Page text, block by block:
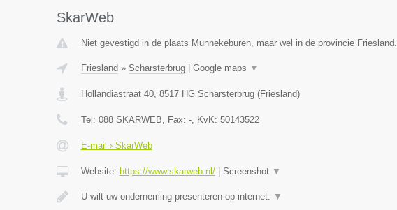
SkarWeb
Niet gevestigd in de plaats Munnekeburen, maar wel in de provincie Friesland.
Friesland » Scharsterbrug| Google maps ▼
Hollandiastraat 40, 8517 HG Scharsterbrug(Friesland)
Tel: 088 SKARWEB, Fax: -, KvK: 50143522
E-mail › SkarWeb
Website: https://www.skarweb.nl/| Screenshot ▼
U wilt uw onderneming presenteren op internet. ▼